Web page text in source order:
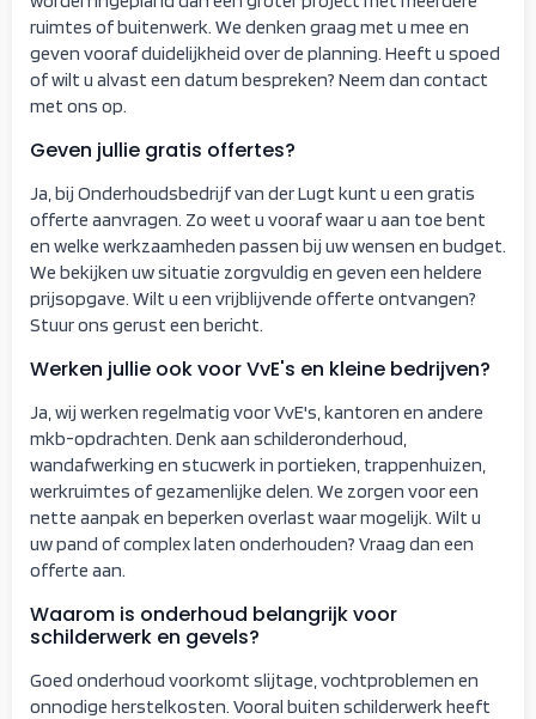
ruimtes of buitenwerk. We denken graag met u mee en
geven vooraf duidelijkheid over de planning. Heeft u spoed
of wilt u alvast een datum bespreken? Neem dan contact
met ons op.
Geven jullie gratis offertes?
Ja, bij Onderhoudsbedrijf van der Lugt kunt u een gratis
offerte aanvragen. Zo weet u vooraf waar u aan toe bent
en welke werkzaamheden passen bij uw wensen en budget.
We bekijken uw situatie zorgvuldig en geven een heldere
prijsopgave. Wilt u een vrijblijvende offerte ontvangen?
Stuur ons gerust een bericht.
Werken jullie ook voor VvE's en kleine bedrijven?
Ja, wij werken regelmatig voor VvE's, kantoren en andere
mkb-opdrachten. Denk aan schilderonderhoud,
wandafwerking en stucwerk in portieken, trappenhuizen,
werkruimtes of gezamenlijke delen. We zorgen voor een
nette aanpak en beperken overlast waar mogelijk. Wilt u
uw pand of complex laten onderhouden? Vraag dan een
offerte aan.
Waarom is onderhoud belangrijk voor
schilderwerk en gevels?
Goed onderhoud voorkomt slijtage, vochtproblemen en
onnodige herstelkosten. Vooral buiten schilderwerk heeft